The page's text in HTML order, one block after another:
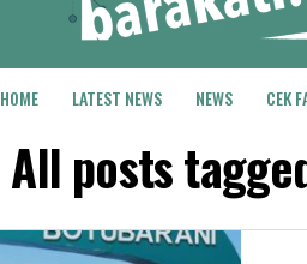
HOME LATEST NEWS NEWS CEK
All posts